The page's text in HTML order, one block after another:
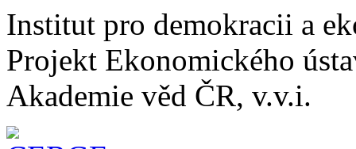
Institut pro demokracii a
Projekt Ekonomického
Akademie věd ČR, v.v.i.